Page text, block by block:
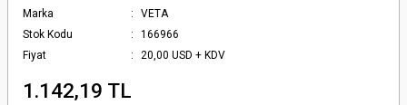
Marka
VETA
Stok Kodu
166966
Fiyat
20,00 USD + KDV
1.142,19 TL